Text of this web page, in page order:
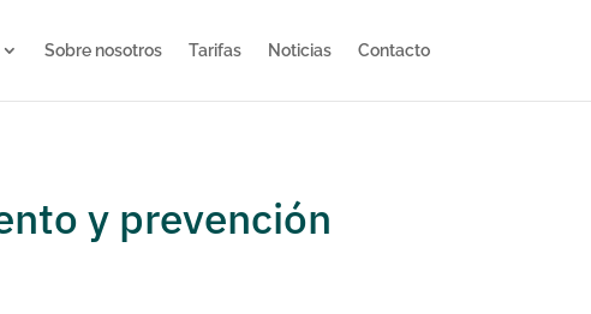
Sobre nosotros Tarifas Noticias Contacto
y prevención